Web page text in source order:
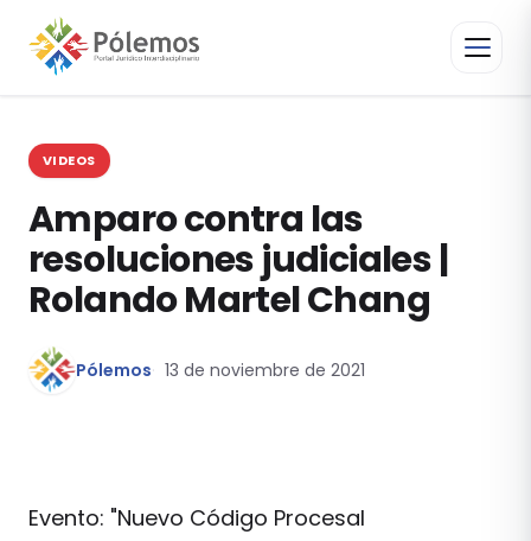
VIDEOS
Amparo contra las
resoluciones judiciales |
Rolando Martel Chang
Pólemos 13 de noviembre de 2021
Evento: "Nuevo Código Procesal